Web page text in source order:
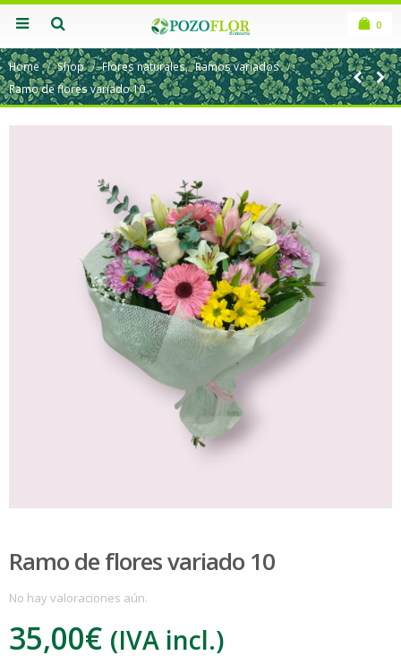
0
Home Shop Flores naturales, Ramos variados
Ramo de flores variado 10
Ramo de flores variado 10
No hay valoraciones aún.
35,00€ (IVA incl.)